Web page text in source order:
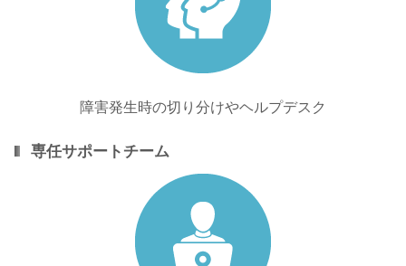
障害発生時の切り分けやヘルプデスク
専任サポートチーム